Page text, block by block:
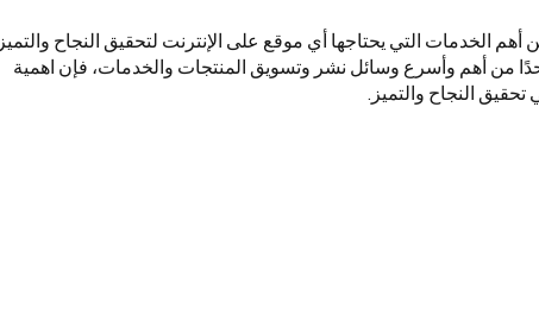
الخدمات التي يحتاجها أي موقع على الإنترنت لتحقيق النجاح والتميز
من أهم وأسرع وسائل نشر وتسويق المنتجات والخدمات، فإن اهمية
النجاح والتميز.